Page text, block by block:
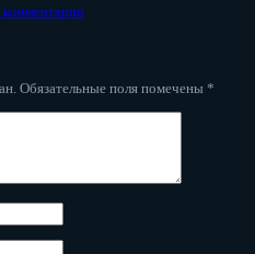
Обязательные поля помечены *